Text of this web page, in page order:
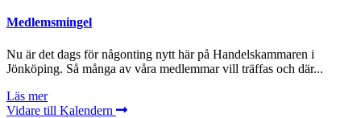
Medlemsmingel
Nu är det dags för någonting nytt här på Handelskammaren i
Jönköping. Så många av våra medlemmar vill träffas och där...
Läs mer
Vidare till Kalendern